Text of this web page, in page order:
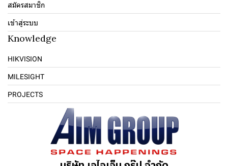
สมัครสมาชิก
เข้าสู่ระบบ
Knowledge
HIKVISION
MILESIGHT
PROJECTS